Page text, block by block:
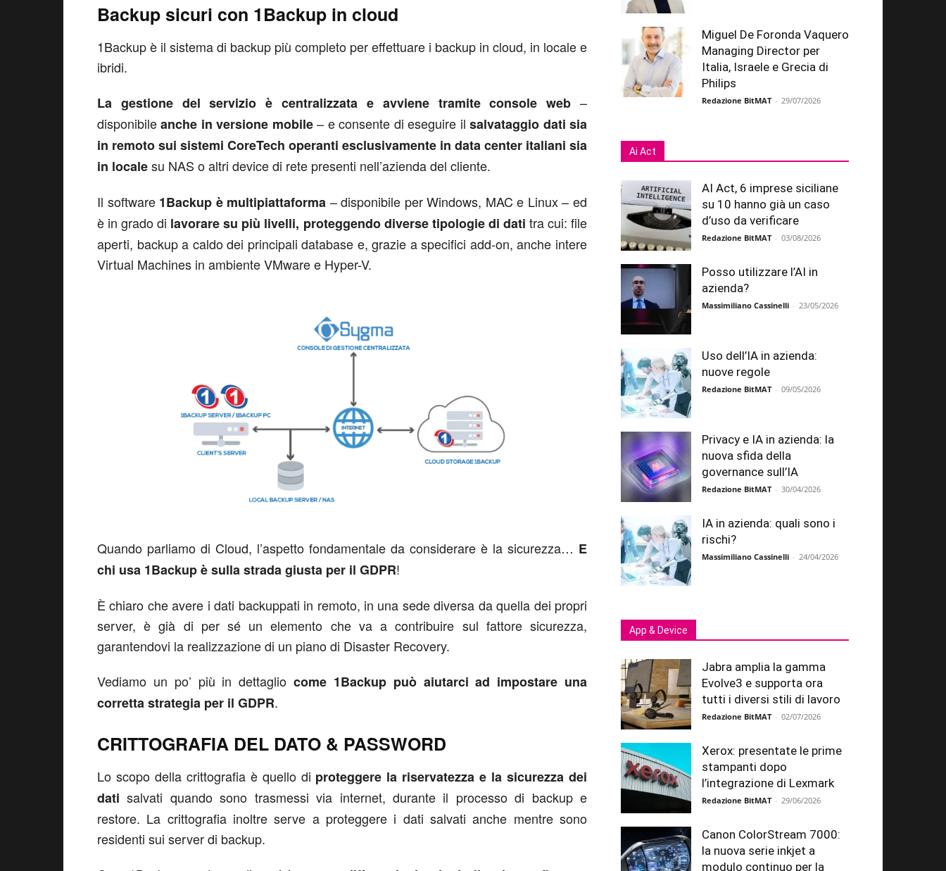
Backup sicuri con 1Backup in cloud
1Backup è il sistema di backup più completo per effettuare i backup in cloud, in locale e
ibridi.
La gestione del servizio è centralizzata e avviene tramite console web –
disponibileanche in versione mobile– e consente di eseguire ilsalvataggio dati sia
in remoto sui sistemi CoreTech operanti esclusivamente in data center italiani sia
in localesu NAS o altri device di rete presenti nell’azienda del cliente.
Il software 1Backup è multipiattaforma – disponibile per Windows, MAC e Linux – ed
è in grado di lavorare su più livelli, proteggendo diverse tipologie di dati tra cui: file
aperti, backup a caldo dei principali database e, grazie a specifici add-on, anche intere
Virtual Machines in ambiente VMware e Hyper-V.
Quando parliamo di Cloud, l’aspetto fondamentale da considerare è la sicurezza… E
chi usa 1Backup è sulla strada giusta per il GDPR!
È chiaro che avere i dati backuppati in remoto, in una sede diversa da quella dei propri
server, è già di per sé un elemento che va a contribuire sul fattore sicurezza,
garantendovi la realizzazione di un piano di Disaster Recovery.
Vediamo un po’ più in dettaglio come 1Backup può aiutarci ad impostare una
corretta strategia per il GDPR.
CRITTOGRAFIA DEL DATO & PASSWORD
Lo scopo della crittografia è quello di proteggere la riservatezza e la sicurezza dei
dati salvati quando sono trasmessi via internet, durante il processo di backup e
restore. La crittografia inoltre serve a proteggere i dati salvati anche mentre sono
residenti sui server di backup.
Miguel De Foronda Vaquero
Managing Director per
Italia, Israele e Grecia di
Philips
Redazione BitMAT - 29/07/2026
Ai Act
AI Act, 6 imprese siciliane
su 10 hanno già un caso
d’uso da verificare
Redazione BitMAT - 03/08/2026
Posso utilizzare l’AI in
azienda?
Massimiliano Cassinelli - 23/05/2026
Uso dell’IA in azienda:
nuove regole
Redazione BitMAT - 09/05/2026
Privacy e IA in azienda: la
nuova sfida della
governance sull’IA
Redazione BitMAT - 30/04/2026
IA in azienda: quali sono i
rischi?
Massimiliano Cassinelli - 24/04/2026
App & Device
Jabra amplia la gamma
Evolve3 e supporta ora
tutti i diversi stili di lavoro
Redazione BitMAT - 02/07/2026
Xerox: presentate le prime
stampanti dopo
l’integrazione di Lexmark
Redazione BitMAT - 29/06/2026
Canon ColorStream 7000:
la nuova serie inkjet a
modulo continuo per la